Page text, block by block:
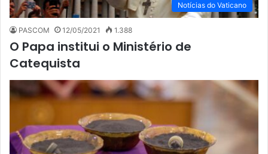
Notícias do Vaticano
PASCOM 12/05/2021 1.388
O Papa institui o Ministério de
Catequista